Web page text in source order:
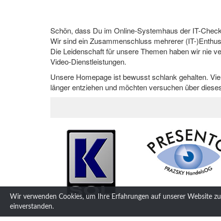
Schön, dass Du im Online-Systemhaus der IT-
Wir sind ein Zusammenschluss mehrerer (IT-
Die Leidenschaft für unsere Themen haben wir nie
Video-Dienstleistungen.
Unsere Homepage ist bewusst schlank gehalten.
länger entziehen und möchten versuchen über
Wir verwenden Cookies, um Ihre Erfahrungen auf unserer Website
einverstanden.